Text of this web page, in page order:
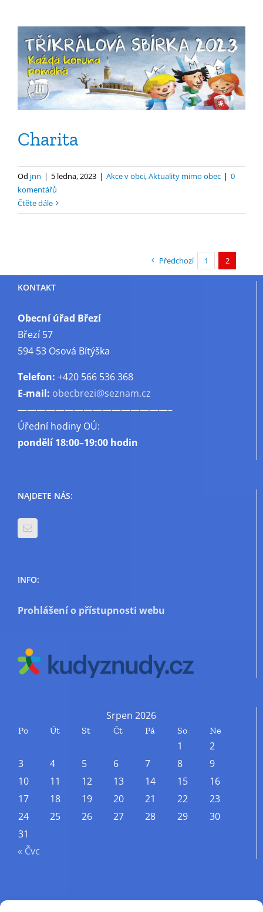
Charita
Od jnn | 5 ledna, 2023 | Akce v obci,Aktuality mimo obec | 0
komentářů
Čtěte dále
Předchozí 1 2
KONTAKT
Obecní úřad Březí
Březí 57
594 53 Osová Bítýška
Telefon: +420 566 536 368
E-mail: obecbrezi@seznam.cz
————————————————–
Úřední hodiny OÚ:
pondělí18:00–19:00 hodin
NAJDETE NÁS:
INFO:
Prohlášení o přístupnosti webu
Srpen 2026
Po Út St Čt Pá So Ne
1
2
3
4 5 6 7 8
9
10
11 12 13 14 15
16
17
18 19 20 21 22
23
24
25 26 27 28 29
30
31
« Čvc
Příjmení